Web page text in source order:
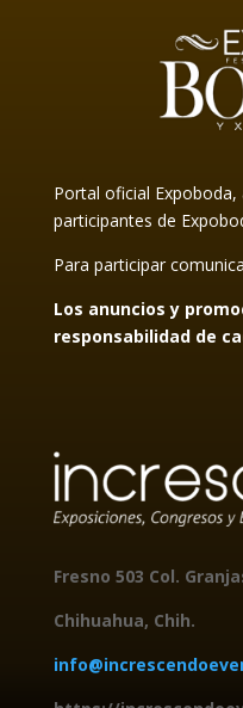
Portal oficial
participantes de
Para participar
Los anuncios y
responsabilidad de
Fresno 503 Col.
Chihuahua, Chih.